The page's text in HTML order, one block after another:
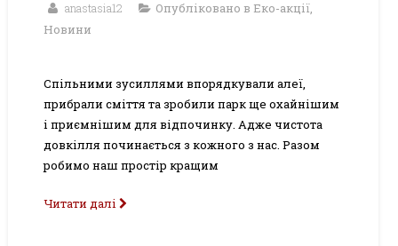
anastasia12
Опубліковано в Еко-акції,
Новини
Спільними зусиллями впорядкували алеї,
прибрали сміття та зробили парк ще охайнішим
і приємнішим для відпочинку. Адже чистота
довкілля починається з кожного з нас. Разом
робимо наш простір кращим
Читати далі